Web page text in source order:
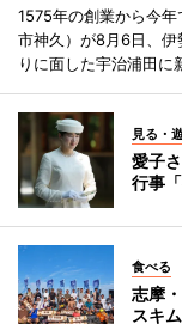
1575年の創業から今
市神久）が8月6日、
りに面した宇治浦田に
見る・
愛子
行事
食べる
志摩
スキ